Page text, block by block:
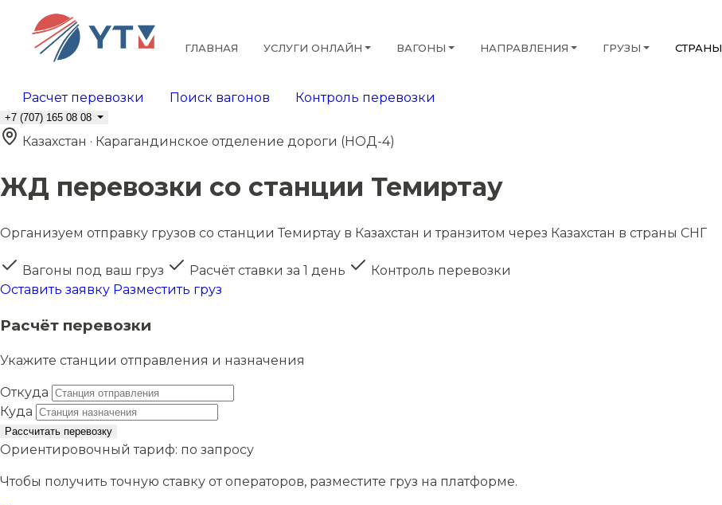
ГЛАВНАЯ УСЛУГИ ОНЛАЙН ВАГОНЫ НАПРАВЛЕНИЯ ГРУЗЫ СТРАНЫ
Расчет перевозки Поиск вагонов Контроль перевозки
+7 (707) 165 08 08
Казахстан · Карагандинское отделение дороги (НОД-4)
ЖД перевозки со станции Темиртау
Организуем отправку грузов со станции Темиртау в Казахстан и транзитом через Казахстан в страны СНГ
Вагоны под ваш груз Расчёт ставки за 1 день
Контроль перевозки
Оставить заявку Разместить груз
Расчёт перевозки
Укажите станции отправления и назначения
Откуда
Куда
Рассчитать перевозку
Ориентировочный тариф: по запросу
Чтобы получить точную ставку от операторов, разместите груз на платформе.